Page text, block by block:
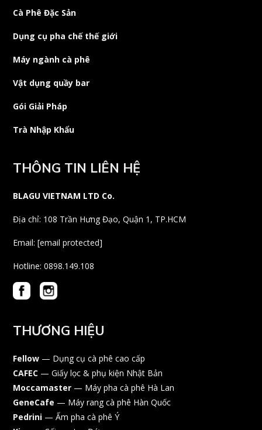
Cà Phê Đặc Sản
Dụng cụ pha chế thế giới
Máy ngành cà phê
Vật dụng quầy bar
Gói Giải Pháp
Trà Nhập Khẩu
THÔNG TIN LIÊN HỆ
BLAGU VIETNAM LTD Co.
Địa chỉ: 108 Trần Hưng Đạo, Quận 1, TP.HCM
Email:[email protected]
Hotline: 0898.149.108
THƯƠNG HIỆU
Fellow — Dụng cụ cà phê cao cấp
CAFEC — Giấy lọc & phụ kiện Nhật Bản
Moccamaster — Máy pha cà phê Hà Lan
GeneCafe — Máy rang cà phê Hàn Quốc
Pedrini — Ấm pha cà phê Ý